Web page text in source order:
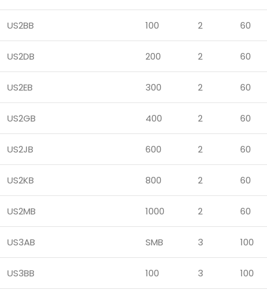
US2BB 100 2 60
US2DB 200 2 60
US2EB 300 2 60
US2GB 400 2 60
US2JB 600 2 60
US2KB 800 2 60
US2MB 1000 2 60
US3AB SMB 3 100
US3BB 100 3 100